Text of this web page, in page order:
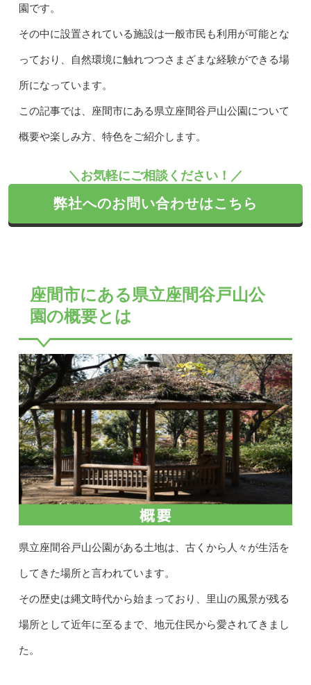
園です。
その中に設置されている施設は一般市民も利用が可能とな
っており、自然環境に触れつつさまざまな経験ができる場
所になっています。
この記事では、座間市にある県立座間谷戸山公園について
概要や楽しみ方、特色をご紹介します。
＼お気軽にご相談ください！／
弊社へのお問い合わせはこちら
座間市にある県立座間谷戸山公
園の概要とは
県立座間谷戸山公園がある土地は、古くから人々が生活を
してきた場所と言われています。
その歴史は縄文時代から始まっており、里山の風景が残る
場所として近年に至るまで、地元住民から愛されてきまし
た。